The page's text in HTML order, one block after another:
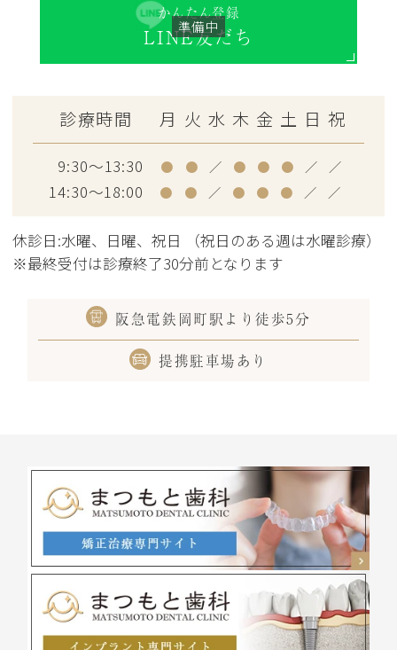
かんたん登録
LINE友だち
診療時間 月 火 水 木 金 土 日 祝
9:30～13:30 ● ● ／ ● ● ● ／ ／
14:30～18:00 ● ● ／ ● ● ● ／ ／
休診日:水曜、日曜、祝日 （祝日のある週は水曜診療）
※最終受付は診療終了30分前となります
阪急電鉄岡町駅より徒歩5分
提携駐車場あり